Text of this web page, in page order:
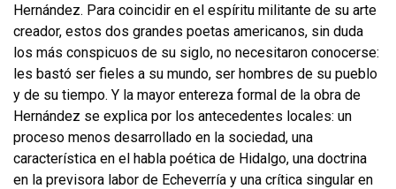
Hernández. Para coincidir en el espíritu militante de su arte
creador, estos dos grandes poetas americanos, sin duda
los más conspicuos de su siglo, no necesitaron conocerse:
les bastó ser fieles a su mundo, ser hombres de su pueblo
y de su tiempo. Y la mayor entereza formal de la obra de
Hernández se explica por los antecedentes locales: un
proceso menos desarrollado en la sociedad, una
característica en el habla poética de Hidalgo, una doctrina
en la previsora labor de Echeverría y una crítica singular en